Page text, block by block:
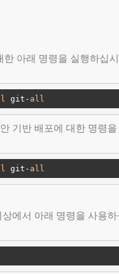
한 아래 명령을 실행하십
git- all
기반 배포에 대한 명령
git- all
에서 아래 명령을 사용하